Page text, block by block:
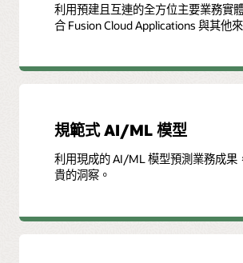
利用預建且互連的全方位主要業務實
合 Fusion Cloud Applications 與其他
規範式 AI/ML 模型
利用現成的 AI/ML 模型預測業務成果
貴的洞察。